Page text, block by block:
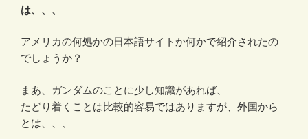
は、、、
アメリカの何処かの日本語サイトか何かで紹介されたの
でしょうか？
まあ、ガンダムのことに少し知識があれば、
たどり着くことは比較的容易ではありますが、外国から
とは、、、